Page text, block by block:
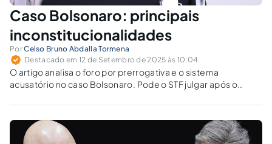
Caso Bolsonaro: principais
inconstitucionalidades
PorCelso Bruno Abdalla Tormena
Destacado em 12 de Setembro de 2025 às 10:04
O artigo analisa o foro por prerrogativa e o sistema
acusatório no caso Bolsonaro. Pode o STF julgar após o